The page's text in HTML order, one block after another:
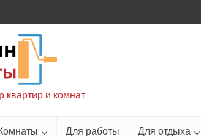
квартир и комнат
Для работы Для отдыха